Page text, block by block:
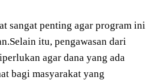
sangat penting agar program ini
itu, pengawasan dari
agar dana yang ada
bagi masyarakat yang